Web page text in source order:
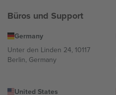
Büros und Support
Germany
Unter den Linden 24, 10117
Berlin, Germany
United States